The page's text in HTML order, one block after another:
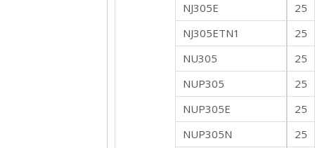
NJ305E
25
NJ305ETN1
25
NU305
25
NUP305
25
NUP305E
25
NUP305N
25